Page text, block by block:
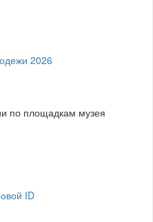
по площадкам музея